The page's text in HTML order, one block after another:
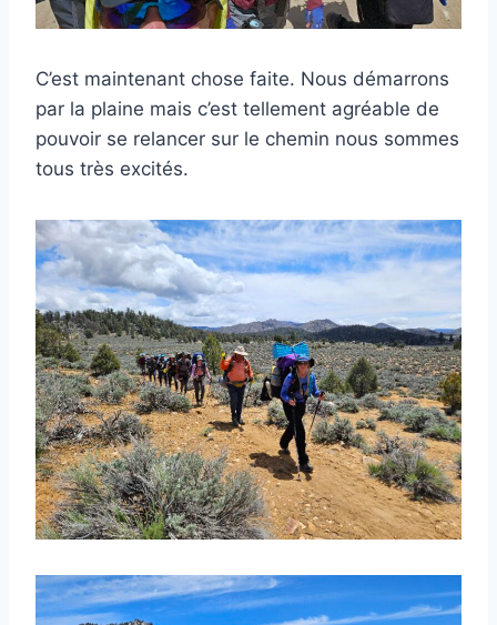
C’est maintenant chose faite. Nous démarrons
par la plaine mais c’est tellement agréable de
pouvoir se relancer sur le chemin nous sommes
tous très excités.